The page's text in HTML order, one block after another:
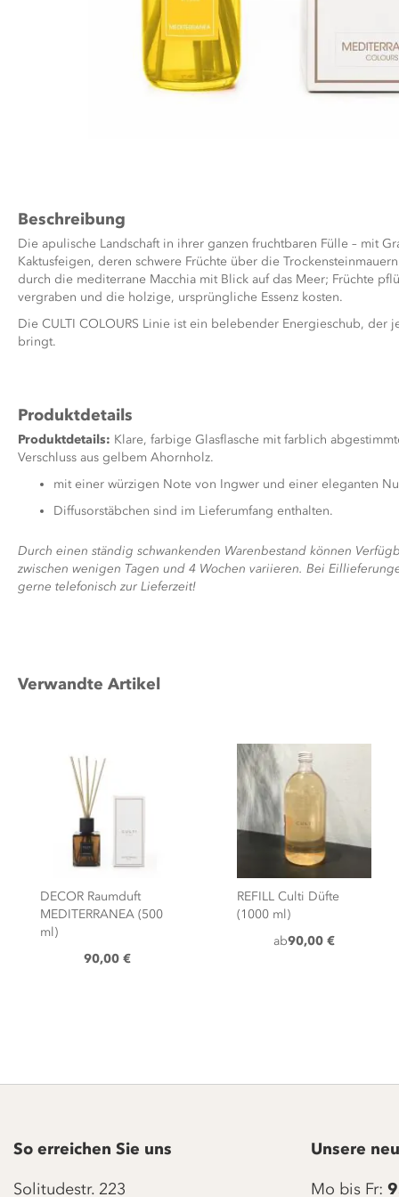
springen
Beschreibung
Die apulische Landschaft in ihrer ganzen fruchtbaren Fülle – mit
Kaktusfeigen, deren schwere Früchte über die
durch die mediterrane Macchia mit Blick auf das Meer; Früchte
vergraben und die holzige, ursprüngliche Essenz kosten.
Die CULTI COLOURS Linie ist ein belebender Energieschub, der
bringt.
Produktdetails
Produktdetails: Klare, farbige Glasflasche mit farblich
Verschluss aus gelbem Ahornholz.
mit einer würzigen Note von Ingwer und einer eleganten
Diffusorstäbchen sind im Lieferumfang enthalten.
Durch einen ständig schwankenden Warenbestand können
zwischen wenigen Tagen und 4 Wochen variieren. Bei
gerne telefonisch zur Lieferzeit!
Verwandte Artikel
DECOR Raumduft
MEDITERRANEA (500
ml)
90,00 €
REFILL Culti Düfte
(1000 ml)
ab90,00 €
So erreichen Sie uns
Solitudestr. 223
Unsere
Mo bis Fr: